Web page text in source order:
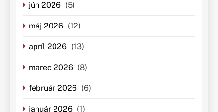
jún 2026 (5)
máj 2026 (12)
apríl 2026 (13)
marec 2026 (8)
február 2026 (6)
január 2026 (1)